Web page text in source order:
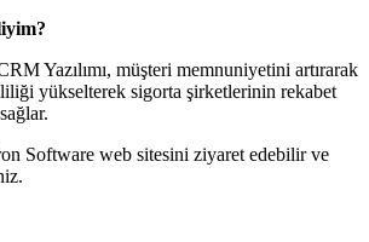
Yazılımı, müşteri memnuniyetini artırarak
yükselterek sigorta şirketlerinin rekabet
Software web sitesini ziyaret edebilir ve